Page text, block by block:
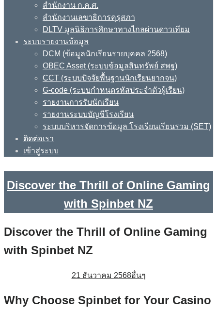
สำนักงาน ก.ค.ศ.
สำนักงานเลขาธิการคุรุสภา
DLTV มูลนิธิการศึกษาทางไกลผ่านดาวเทียม
ระบบรายงานข้อมูล
DCM (ข้อมูลนักเรียนรายบุคคล 2568)
OBEC Asset (ระบบข้อมูลสินทรัพย์ สพฐ)
CCT (ระบบปัจจัยพื้นฐานนักเรียนยากจน)
G-code (ระบบกำหนดรหัสประจำตัวผู้เรียน)
รายงานการรับนักเรียน
รายงานระบบบัญชีโรงเรียน
ระบบบริหารจัดการข้อมูล โรงเรียนเรียนรวม (SET)
ติดต่อเรา
เข้าสู่ระบบ
Discover the Thrill of Online Gaming
with Spinbet NZ
Discover the Thrill of Online Gaming
with Spinbet NZ
21 ธันวาคม 2568อื่นๆ
Why Choose Spinbet for Your Casino